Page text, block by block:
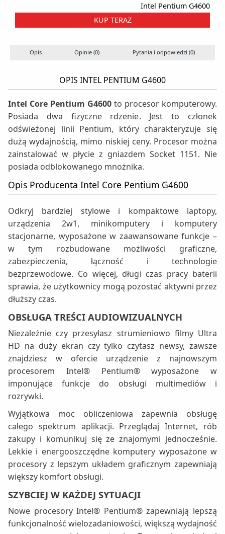
Intel Pentium G4600
KUP TERAZ
Opis Opinie (0) Pytania i odpowiedzi (0)
OPIS INTEL PENTIUM G4600
Intel Core Pentium G4600 to procesor komputerowy.
Posiada dwa fizyczne rdzenie. Jest to członek
odświeżonej linii Pentium, który charakteryzuje się
dużą wydajnością, mimo niskiej ceny. Procesor można
zainstalować w płycie z gniazdem Socket 1151. Nie
posiada odblokowanego mnożnika.
Opis Producenta Intel Core Pentium G4600
Odkryj bardziej stylowe i kompaktowe laptopy,
urządzenia 2w1, minikomputery i komputery
stacjonarne, wyposażone w zaawansowane funkcje –
w tym rozbudowane możliwości graficzne,
zabezpieczenia, łączność i technologie
bezprzewodowe. Co więcej, długi czas pracy baterii
sprawia, że użytkownicy mogą pozostać aktywni przez
dłuższy czas.
OBSŁUGA TREŚCI AUDIOWIZUALNYCH
Niezależnie czy przesyłasz strumieniowo filmy Ultra
HD na duży ekran czy tylko czytasz newsy, zawsze
znajdziesz w ofercie urządzenie z najnowszym
procesorem Intel® Pentium® wyposażone w
imponujące funkcje do obsługi multimediów i
rozrywki.
Wyjątkowa moc obliczeniowa zapewnia obsługę
całego spektrum aplikacji. Przeglądaj Internet, rób
zakupy i komunikuj się ze znajomymi jednocześnie.
Lekkie i energooszczędne komputery wyposażone w
procesory z lepszym układem graficznym zapewniają
większy komfort obsługi.
SZYBCIEJ W KAŻDEJ SYTUACJI
Nowe procesory Intel® Pentium® zapewniają lepszą
funkcjonalność wielozadaniowości, większą wydajność